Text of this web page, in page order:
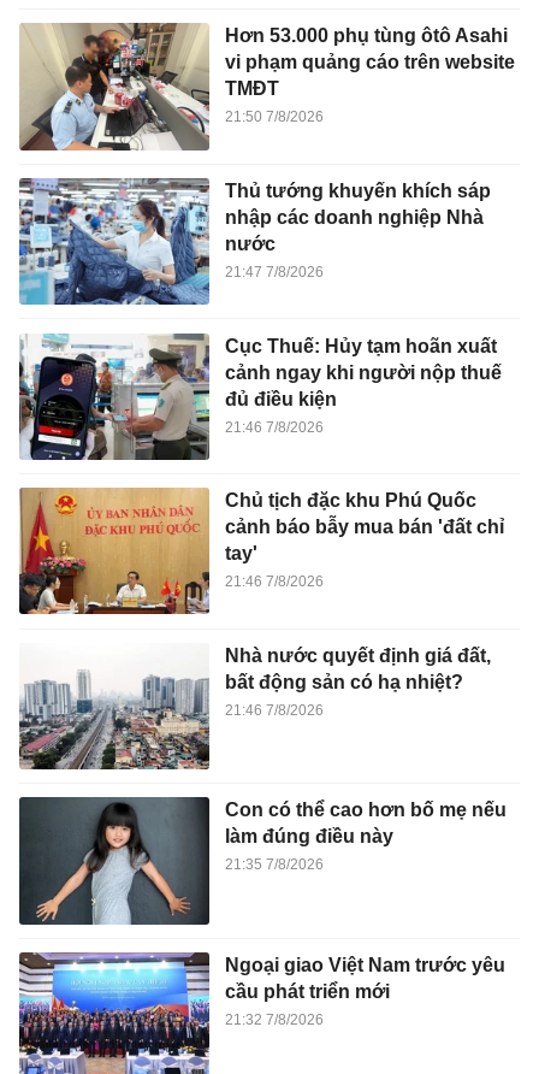
Hơn 53.000 phụ tùng ôtô Asahi
vi phạm quảng cáo trên website
TMĐT
21:50 7/8/2026
Thủ tướng khuyến khích sáp
nhập các doanh nghiệp Nhà
nước
21:47 7/8/2026
Cục Thuế: Hủy tạm hoãn xuất
cảnh ngay khi người nộp thuế
đủ điều kiện
21:46 7/8/2026
Chủ tịch đặc khu Phú Quốc
cảnh báo bẫy mua bán 'đất chỉ
tay'
21:46 7/8/2026
Nhà nước quyết định giá đất,
bất động sản có hạ nhiệt?
21:46 7/8/2026
Con có thể cao hơn bố mẹ nếu
làm đúng điều này
21:35 7/8/2026
Ngoại giao Việt Nam trước yêu
cầu phát triển mới
21:32 7/8/2026